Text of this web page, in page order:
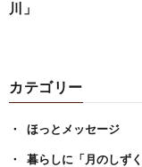
川」
カテゴリー
ほっとメッセージ
暮らしに「月のしず